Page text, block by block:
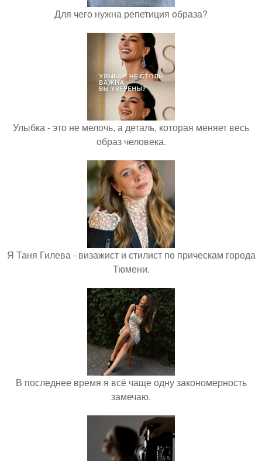
Для чего нужна репетиция образа?
Улыбка - это не мелочь, а деталь, которая меняет весь
образ человека.
Я Таня Гилева - визажист и стилист по прическам города
Тюмени.
В последнее время я всё чаще одну закономерность
замечаю.